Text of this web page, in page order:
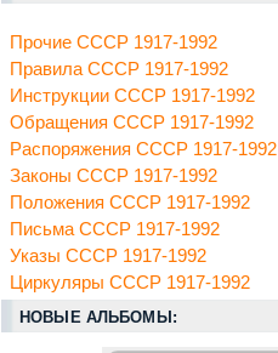
Прочие СССР 1917-1992
Правила СССР 1917-1992
Инструкции СССР 1917-1992
Обращения СССР 1917-1992
Распоряжения СССР 1917-1992
Законы СССР 1917-1992
Положения СССР 1917-1992
Письма СССР 1917-1992
Указы СССР 1917-1992
Циркуляры СССР 1917-1992
НОВЫЕ АЛЬБОМЫ: